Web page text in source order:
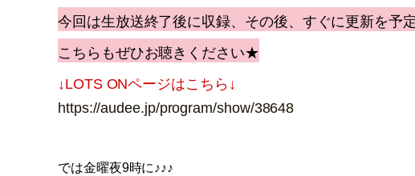
今回は生放送終了後に収録、その後、すぐに更新を予
こちらもぜひお聴きください★
↓LOTS ONページはこちら↓
https://audee.jp/program/show/38648
では金曜夜9時に♪♪♪